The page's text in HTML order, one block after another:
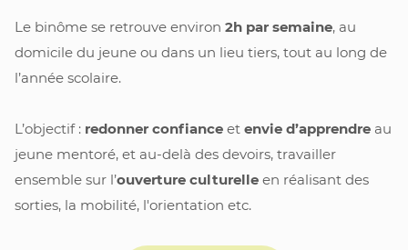
Le binôme se retrouve environ 2h par semaine, au
domicile du jeune ou dans un lieu tiers, tout au long de
l’année scolaire.
L’objectif : redonner confiance et envie d’apprendre au
jeune mentoré, et au-delà des devoirs, travailler
ensemble sur l’ouverture culturelle en réalisant des
sorties, la mobilité, l'orientation etc.